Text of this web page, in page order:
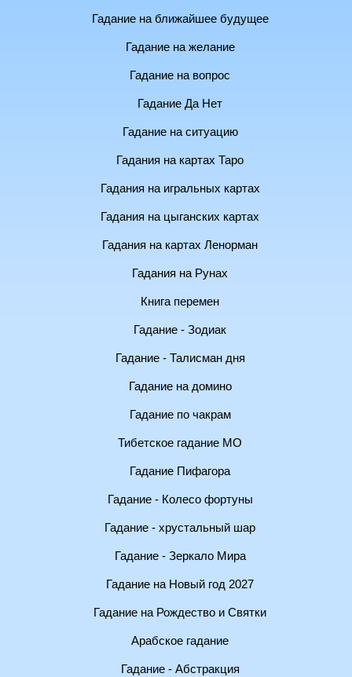
Гадание на ближайшее будущее
Гадание на желание
Гадание на вопрос
Гадание Да Нет
Гадание на ситуацию
Гадания на картах Таро
Гадания на игральных картах
Гадания на цыганских картах
Гадания на картах Ленорман
Гадания на Рунах
Книга перемен
Гадание - Зодиак
Гадание - Талисман дня
Гадание на домино
Гадание по чакрам
Тибетское гадание МО
Гадание Пифагора
Гадание - Колесо фортуны
Гадание - хрустальный шар
Гадание - Зеркало Мира
Гадание на Новый год 2027
Гадание на Рождество и Святки
Арабское гадание
Гадание - Абстракция